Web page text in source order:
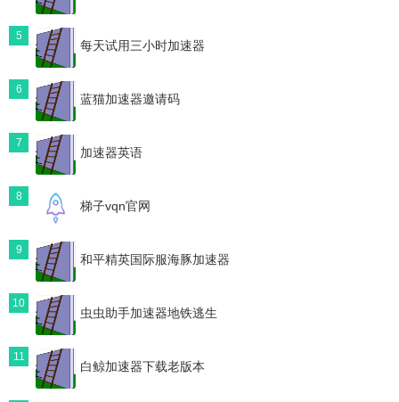
5
每天试用三小时加速器
6
蓝猫加速器邀请码
7
加速器英语
8
梯子vqn官网
9
和平精英国际服海豚加速器
10
虫虫助手加速器地铁逃生
11
白鲸加速器下载老版本